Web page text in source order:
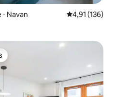
Navan Évaluation
4,91 (136)
plus appréciés